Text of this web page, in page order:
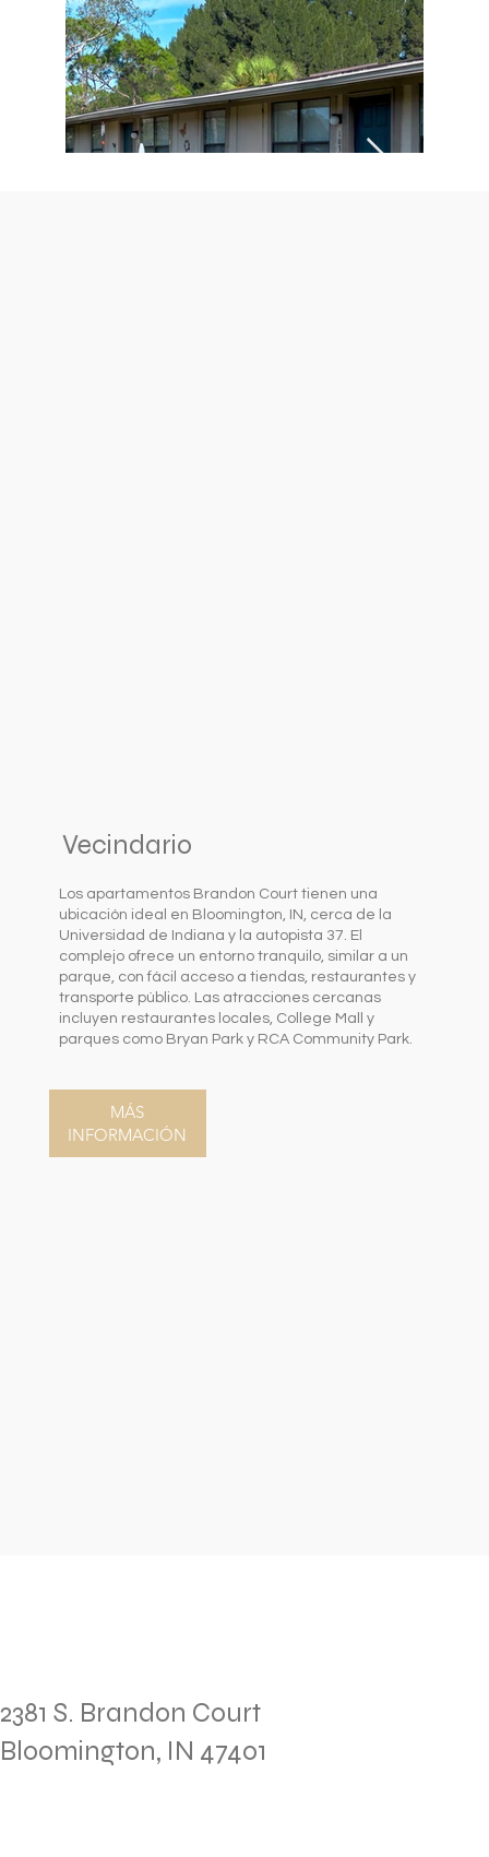
Vecindario
Los apartamentos Brandon Court tienen una
ubicación ideal en Bloomington, IN, cerca de la
Universidad de Indiana y la autopista 37. El
complejo ofrece un entorno tranquilo, similar a un
parque, con fácil acceso a tiendas, restaurantes y
transporte público. Las atracciones cercanas
incluyen restaurantes locales, College Mall y
parques como Bryan Park y RCA Community Park.
MÁS
INFORMACIÓN
2381 S. Brandon Court
Bloomington, IN 47401